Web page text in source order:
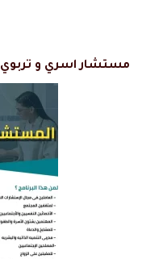
مستشار اسري و تربوي